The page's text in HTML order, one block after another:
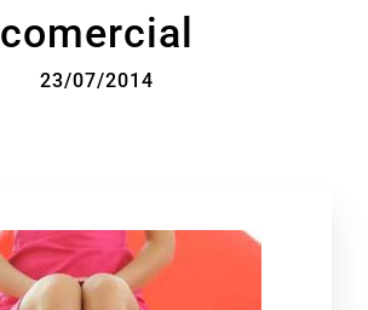
comercial
23/07/2014